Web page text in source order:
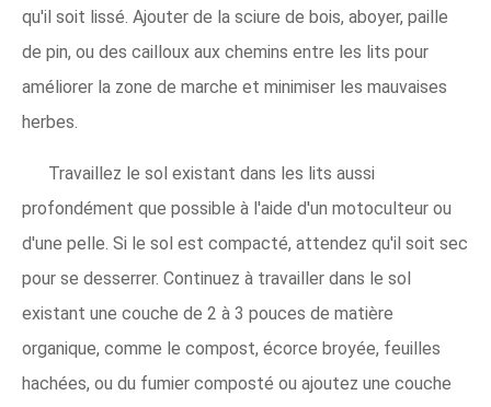
qu'il soit lissé. Ajouter de la sciure de bois, aboyer, paille
de pin, ou des cailloux aux chemins entre les lits pour
améliorer la zone de marche et minimiser les mauvaises
herbes.
Travaillez le sol existant dans les lits aussi
profondément que possible à l'aide d'un motoculteur ou
d'une pelle. Si le sol est compacté, attendez qu'il soit sec
pour se desserrer. Continuez à travailler dans le sol
existant une couche de 2 à 3 pouces de matière
organique, comme le compost, écorce broyée, feuilles
hachées, ou du fumier composté ou ajoutez une couche